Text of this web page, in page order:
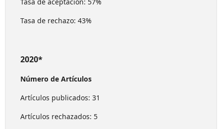
Tasa de rechazo: 43%
2020*
Número de Artículos
Artículos publicados: 31
Artículos rechazados: 5